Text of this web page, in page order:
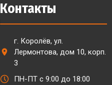
Контакты
г. Королёв, ул.
Лермонтова, дом 10, корп.
3
ПН-ПТ с 9:00 до 18:00